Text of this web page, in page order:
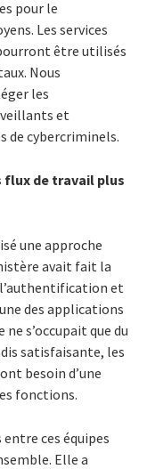
pour le
Les services
être utilisés
Nous
les
et
de cybercriminels.
flux de travail plus
une approche
avait fait la
l’authentification et
des applications
s’occupait que du
satisfaisante, les
besoin d’une
fonctions.
ces équipes
Elle a